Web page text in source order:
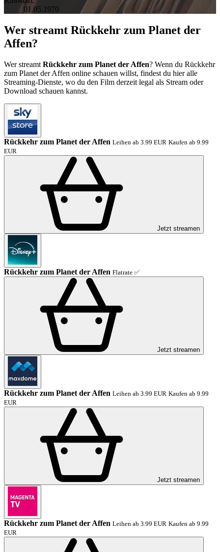
01.05.1970
Wer streamt Rückkehr zum Planet der
Affen?
Wer streamt Rückkehr zum Planet der Affen? Wenn du Rückkehr
zum Planet der Affen online schauen willst, findest du hier alle
Streaming-Dienste, wo du den Film derzeit legal als Stream oder
Download schauen kannst.
Rückkehr zum Planet der Affen Leihen ab 3.99 EUR Kaufen ab 9.99
EUR
Jetzt streamen
Rückkehr zum Planet der Affen Flatrate ✅
Jetzt streamen
Rückkehr zum Planet der Affen Leihen ab 3.99 EUR Kaufen ab 9.99
EUR
Jetzt streamen
Rückkehr zum Planet der Affen Leihen ab 3.99 EUR Kaufen ab 9.99
EUR